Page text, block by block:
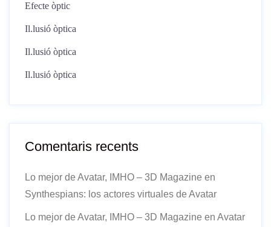
Efecte òptic
Il.lusió òptica
Il.lusió òptica
Il.lusió òptica
Comentaris recents
Lo mejor de Avatar, IMHO – 3D Magazine en
Synthespians: los actores virtuales de Avatar
Lo mejor de Avatar, IMHO – 3D Magazine en Avatar